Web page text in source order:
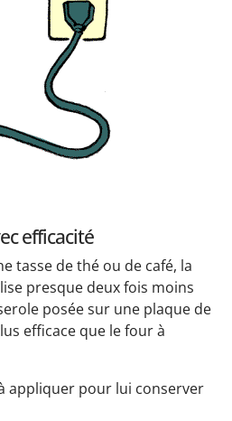
efficacité
tasse de thé ou de café, la
presque deux fois moins
posée sur une plaque de
efficace que le four à
appliquer pour lui conserver